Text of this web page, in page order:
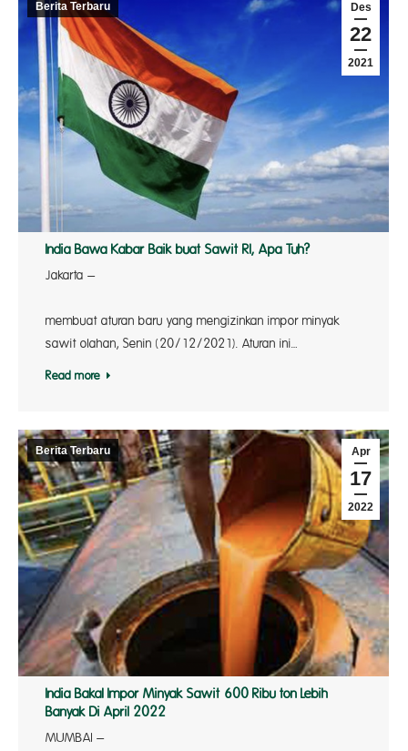
Des
22
2021
Berita Terbaru
India Bawa Kabar Baik buat Sawit RI, Apa Tuh?
Jakarta –
membuat aturan baru yang mengizinkan impor minyak
sawit olahan, Senin (20/12/2021). Aturan ini…
Read more
Apr
17
2022
Berita Terbaru
India Bakal Impor Minyak Sawit 600 Ribu ton Lebih
Banyak Di April 2022
MUMBAI –